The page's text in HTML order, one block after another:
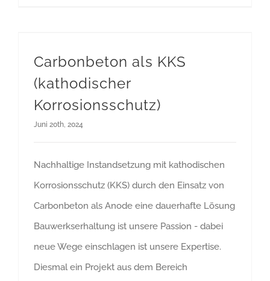
Carbonbeton als KKS
(kathodischer
Korrosionsschutz)
Juni 20th, 2024
Nachhaltige Instandsetzung mit kathodischen
Korrosionsschutz (KKS) durch den Einsatz von
Carbonbeton als Anode eine dauerhafte Lösung
Bauwerkserhaltung ist unsere Passion - dabei
neue Wege einschlagen ist unsere Expertise.
Diesmal ein Projekt aus dem Bereich